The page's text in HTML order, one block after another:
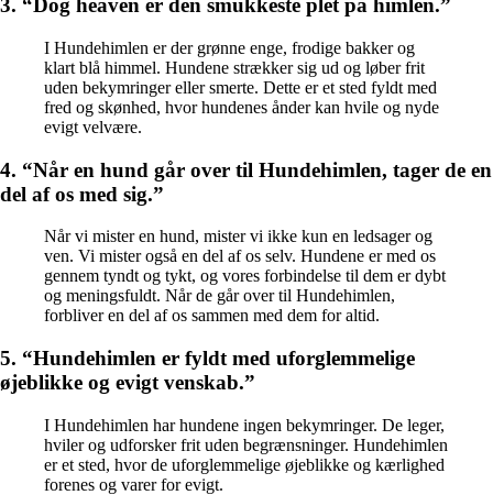
3. “Dog heaven er den smukkeste plet på himlen.”
I Hundehimlen er der grønne enge, frodige bakker og
klart blå himmel. Hundene strækker sig ud og løber frit
uden bekymringer eller smerte. Dette er et sted fyldt med
fred og skønhed, hvor hundenes ånder kan hvile og nyde
evigt velvære.
4. “Når en hund går over til Hundehimlen, tager de en
del af os med sig.”
Når vi mister en hund, mister vi ikke kun en ledsager og
ven. Vi mister også en del af os selv. Hundene er med os
gennem tyndt og tykt, og vores forbindelse til dem er dybt
og meningsfuldt. Når de går over til Hundehimlen,
forbliver en del af os sammen med dem for altid.
5. “Hundehimlen er fyldt med uforglemmelige
øjeblikke og evigt venskab.”
I Hundehimlen har hundene ingen bekymringer. De leger,
hviler og udforsker frit uden begrænsninger. Hundehimlen
er et sted, hvor de uforglemmelige øjeblikke og kærlighed
forenes og varer for evigt.